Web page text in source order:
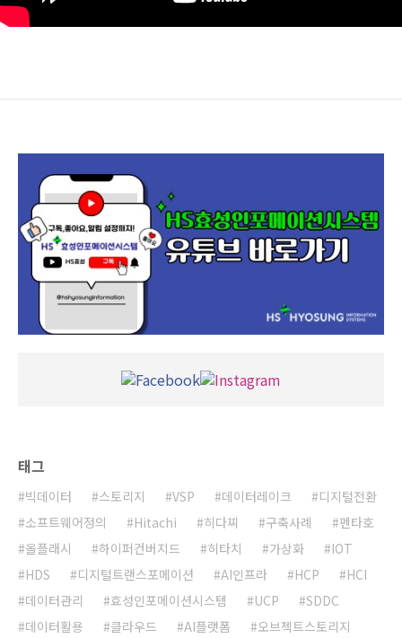
태그
빅데이터 스토리지 VSP 데이터레이크
디지털전환
소프트웨어정의
Hitachi 히다찌 구축사례
펜타호
올플래시
하이퍼컨버지드 히타치 가상화
IOT
HDS
디지털트랜스포메이션 AI인프라 HCP
HCI
데이터관리
효성인포메이션시스템 UCP
SDDC
데이터활용
클라우드 AI플랫폼 오브젝트스토리지